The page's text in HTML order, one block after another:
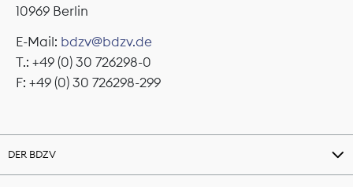
10969 Berlin
E-Mail: bdzv@bdzv.de
T.: +49 (0) 30 726298-0
F: +49 (0) 30 726298-299
DER BDZV